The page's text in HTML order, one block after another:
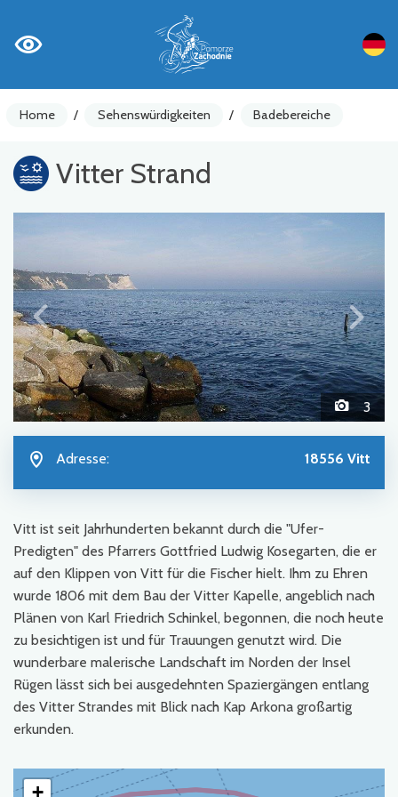
Home / Sehenswürdigkeiten / Badebereiche
Vitter Strand
3
Adresse: 18556 Vitt
Vitt ist seit Jahrhunderten bekannt durch die "Ufer-
Predigten" des Pfarrers Gottfried Ludwig Kosegarten, die er
auf den Klippen von Vitt für die Fischer hielt. Ihm zu Ehren
wurde 1806 mit dem Bau der Vitter Kapelle, angeblich nach
Plänen von Karl Friedrich Schinkel, begonnen, die noch heute
zu besichtigen ist und für Trauungen genutzt wird. Die
wunderbare malerische Landschaft im Norden der Insel
Rügen lässt sich bei ausgedehnten Spaziergängen entlang
des Vitter Strandes mit Blick nach Kap Arkona großartig
erkunden.
+